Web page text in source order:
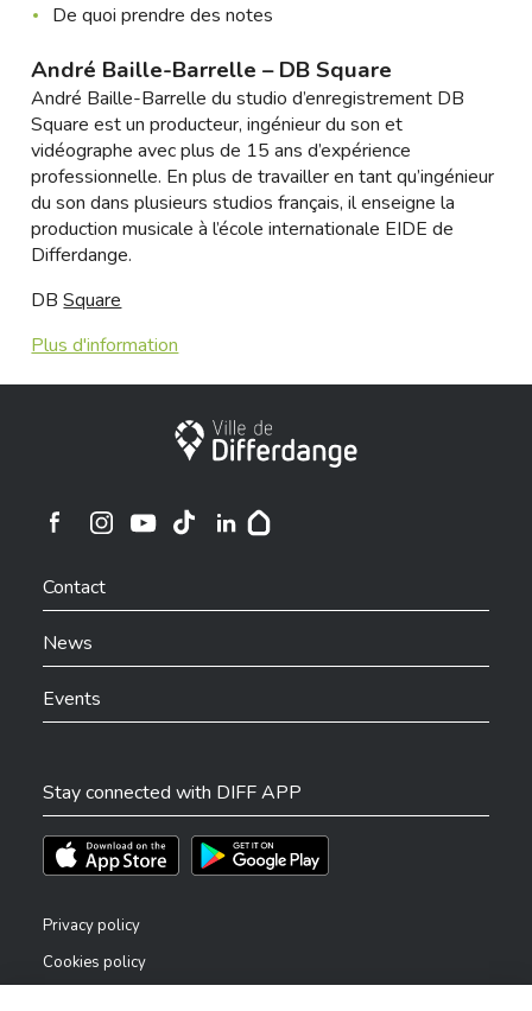
De quoi prendre des notes
André Baille-Barrelle – DB Square
André Baille-Barrelle du studio d’enregistrement DB
Square est un producteur, ingénieur du son et
vidéographe avec plus de 15 ans d’expérience
professionnelle. En plus de travailler en tant qu’ingénieur
du son dans plusieurs studios français, il enseigne la
production musicale à l’école internationale EIDE de
Differdange.
DBSquare
Plus d'information
City of Differdange
Ville de Differdange sur Instagram
Contact
News
Events
Stay connected with DIFF APP
Téléchargez l'app sur l'App StoreTéléchargez l'app sur Play Store
Privacy policy
Cookies policy